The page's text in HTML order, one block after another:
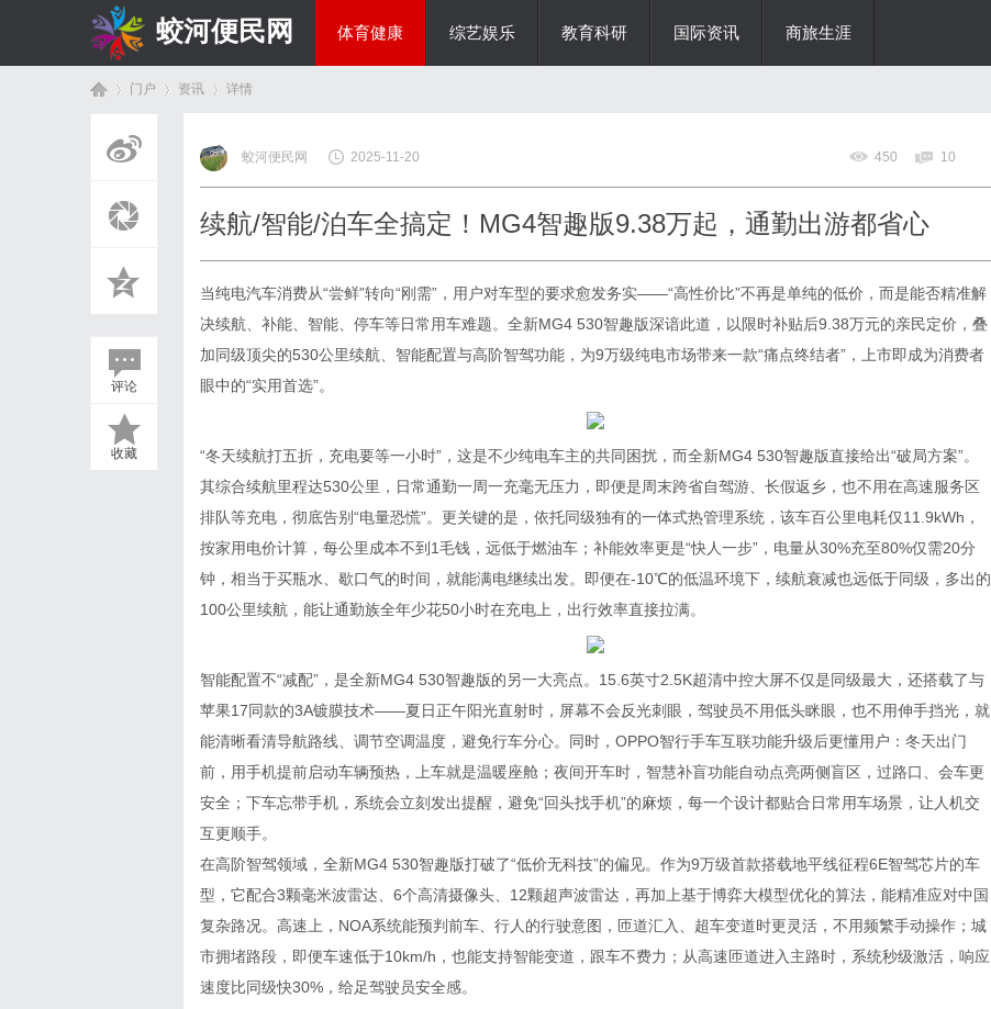
蛟河便民网 体育健康 综艺娱乐 教育科研 国际资讯 商旅生涯
门户 资讯
›
详情
评论
收藏
蛟河便民网 2025-11-20 450 10
续航/智能/泊车全搞定！MG4智趣版9.38万起，通勤出游都省心
当纯电汽车消费从“尝鲜”转向“刚需”，用户对车型的要求愈发务实——“高性价比”不再是单纯的低价，而是能否精准解
决续航、补能、智能、停车等日常用车难题。全新MG4 530智趣版深谙此道，以限时补贴后9.38万元的亲民定价，叠
加同级顶尖的530公里续航、智能配置与高阶智驾功能，为9万级纯电市场带来一款“痛点终结者”，上市即成为消费者
眼中的“实用首选”。
“冬天续航打五折，充电要等一小时”，这是不少纯电车主的共同困扰，而全新MG4 530智趣版直接给出“破局方案”。
其综合续航里程达530公里，日常通勤一周一充毫无压力，即便是周末跨省自驾游、长假返乡，也不用在高速服务区
排队等充电，彻底告别“电量恐慌”。更关键的是，依托同级独有的一体式热管理系统，该车百公里电耗仅11.9kWh，
按家用电价计算，每公里成本不到1毛钱，远低于燃油车；补能效率更是“快人一步”，电量从30%充至80%仅需20分
钟，相当于买瓶水、歇口气的时间，就能满电继续出发。即便在-10℃的低温环境下，续航衰减也远低于同级，多出的
100公里续航，能让通勤族全年少花50小时在充电上，出行效率直接拉满。
智能配置不“减配”，是全新MG4 530智趣版的另一大亮点。15.6英寸2.5K超清中控大屏不仅是同级最大，还搭载了与
苹果17同款的3A镀膜技术——夏日正午阳光直射时，屏幕不会反光刺眼，驾驶员不用低头眯眼，也不用伸手挡光，就
能清晰看清导航路线、调节空调温度，避免行车分心。同时，OPPO智行手车互联功能升级后更懂用户：冬天出门
前，用手机提前启动车辆预热，上车就是温暖座舱；夜间开车时，智慧补盲功能自动点亮两侧盲区，过路口、会车更
安全；下车忘带手机，系统会立刻发出提醒，避免“回头找手机”的麻烦，每一个设计都贴合日常用车场景，让人机交
互更顺手。
在高阶智驾领域，全新MG4 530智趣版打破了“低价无科技”的偏见。作为9万级首款搭载地平线征程6E智驾芯片的车
型，它配合3颗毫米波雷达、6个高清摄像头、12颗超声波雷达，再加上基于博弈大模型优化的算法，能精准应对中国
复杂路况。高速上，NOA系统能预判前车、行人的行驶意图，匝道汇入、超车变道时更灵活，不用频繁手动操作；城
市拥堵路段，即便车速低于10km/h，也能支持智能变道，跟车不费力；从高速匝道进入主路时，系统秒级激活，响应
速度比同级快30%，给足驾驶员安全感。